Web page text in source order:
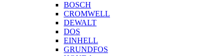
BOSCH
CROMWELL
DEWALT
DOS
EINHELL
GRUNDFOS